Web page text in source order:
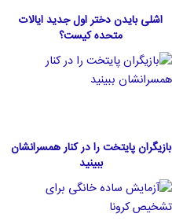
اشلی بایدن دختر اول جدید ایالات
متحده كيست؟
بازیگران پایتخت را در کنار همسرانشان
ببینید